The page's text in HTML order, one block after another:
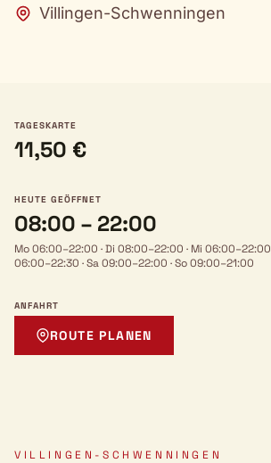
Villingen-Schwenningen
TAGESKARTE
11,50 €
HEUTE GEÖFFNET
08:00 – 22:00
Mo 06:00–22:00 ·Di 08:00–22:00 · Mi 06:00–22:00
06:00–22:30 ·Sa 09:00–22:00 ·So 09:00–21:00
ANFAHRT
ROUTE PLANEN
VILLINGEN-SCHWENNINGEN